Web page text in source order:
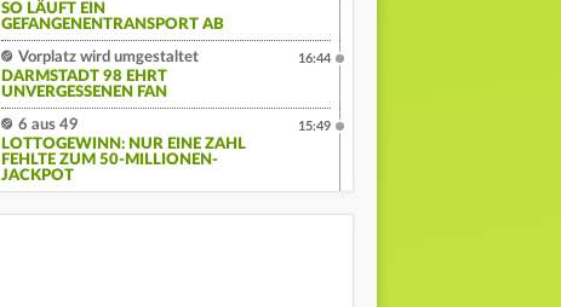
SO LÄUFT EIN
GEFANGENENTRANSPORT AB
Vorplatz wird umgestaltet
DARMSTADT 98 EHRT
UNVERGESSENEN FAN
16:44
6 aus 49
LOTTOGEWINN: NUR EINE ZAHL
FEHLTE ZUM 50-MILLIONEN-
JACKPOT
15:49